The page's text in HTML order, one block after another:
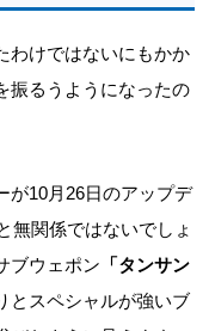
わけではないにもかか
振るうようになったの
が10月26日のアップデ
無関係ではないでしょ
ブウェポン 「タンサン
とスペシャルが強いブ